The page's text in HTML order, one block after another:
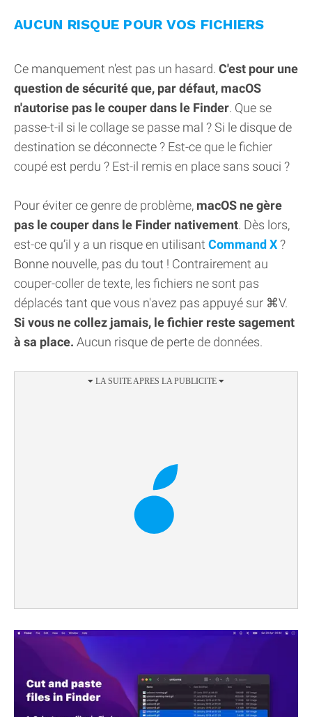
AUCUN RISQUE POUR VOS FICHIERS
Ce manquement n'est pas un hasard. C'est pour une
question de sécurité que, par défaut, macOS
n'autorise pas le couper dans le Finder. Que se
passe-t-il si le collage se passe mal ? Si le disque de
destination se déconnecte ? Est-ce que le fichier
coupé est perdu ? Est-il remis en place sans souci ?
Pour éviter ce genre de problème, macOS ne gère
pas le couper dans le Finder nativement. Dès lors,
est-ce qu’il y a un risque en utilisant Command X?
Bonne nouvelle, pas du tout ! Contrairement au
couper-coller de texte, les fichiers ne sont pas
déplacés tant que vous n'avez pas appuyé sur ⌘V.
Si vous ne collez jamais, le fichier reste sagement
à sa place. Aucun risque de perte de données.